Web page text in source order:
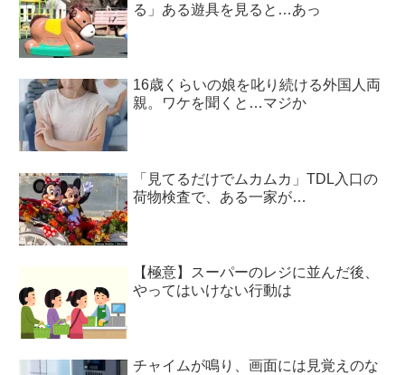
る」ある遊具を見ると…あっ
16歳くらいの娘を叱り続ける外国人両
親。ワケを聞くと…マジか
「見てるだけでムカムカ」TDL入口の
荷物検査で、ある一家が…
【極意】スーパーのレジに並んだ後、
やってはいけない行動は
チャイムが鳴り、画面には見覚えのな